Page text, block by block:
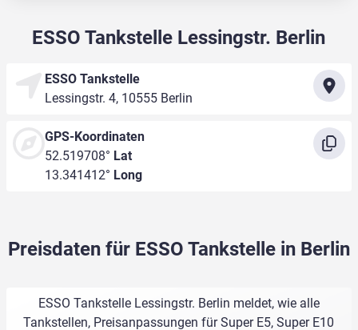
ESSO Tankstelle Lessingstr. Berlin
ESSO Tankstelle
Lessingstr. 4, 10555 Berlin
GPS-Koordinaten
52.519708° Lat
13.341412° Long
Preisdaten für ESSO Tankstelle in Berlin
ESSO Tankstelle Lessingstr. Berlin meldet, wie alle
Tankstellen, Preisanpassungen für Super E5, Super E10